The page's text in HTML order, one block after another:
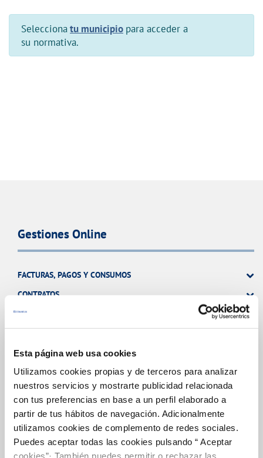
Esta página web usa cookies
Utilizamos cookies propias y de terceros para analizar
nuestros servicios y mostrarte publicidad relacionada
con tus preferencias en base a un perfil elaborado a
partir de tus hábitos de navegación. Adicionalmente
utilizamos cookies de complemento de redes sociales.
Puedes aceptar todas las cookies pulsando “ Aceptar
cookies”· También puedes permitir o rechazar las
Seleccionatu municipio para acceder a
su normativa.
Gestiones Online
FACTURAS, PAGOS Y CONSUMOS
CONTRATOS
MODIFICACIÓN DE DATOS
OTRAS GESTIONES
TODAS LAS GESTIONES
Tu Servicio